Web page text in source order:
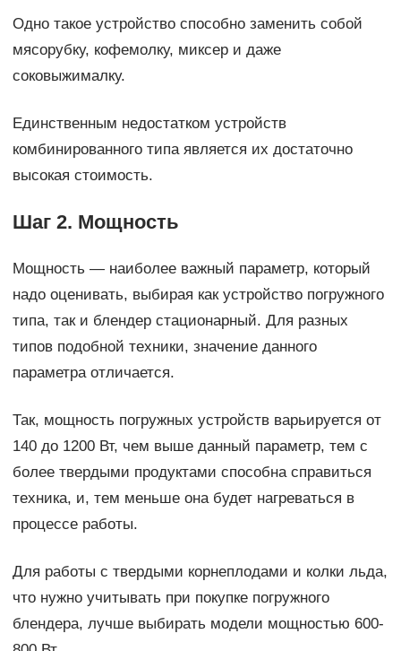
Одно такое устройство способно заменить собой
мясорубку, кофемолку, миксер и даже
соковыжималку.
Единственным недостатком устройств
комбинированного типа является их достаточно
высокая стоимость.
Шаг 2. Мощность
Мощность — наиболее важный параметр, который
надо оценивать, выбирая как устройство погружного
типа, так и блендер стационарный. Для разных
типов подобной техники, значение данного
параметра отличается.
Так, мощность погружных устройств варьируется от
140 до 1200 Вт, чем выше данный параметр, тем с
более твердыми продуктами способна справиться
техника, и, тем меньше она будет нагреваться в
процессе работы.
Для работы с твердыми корнеплодами и колки льда,
что нужно учитывать при покупке погружного
блендера, лучше выбирать модели мощностью 600-